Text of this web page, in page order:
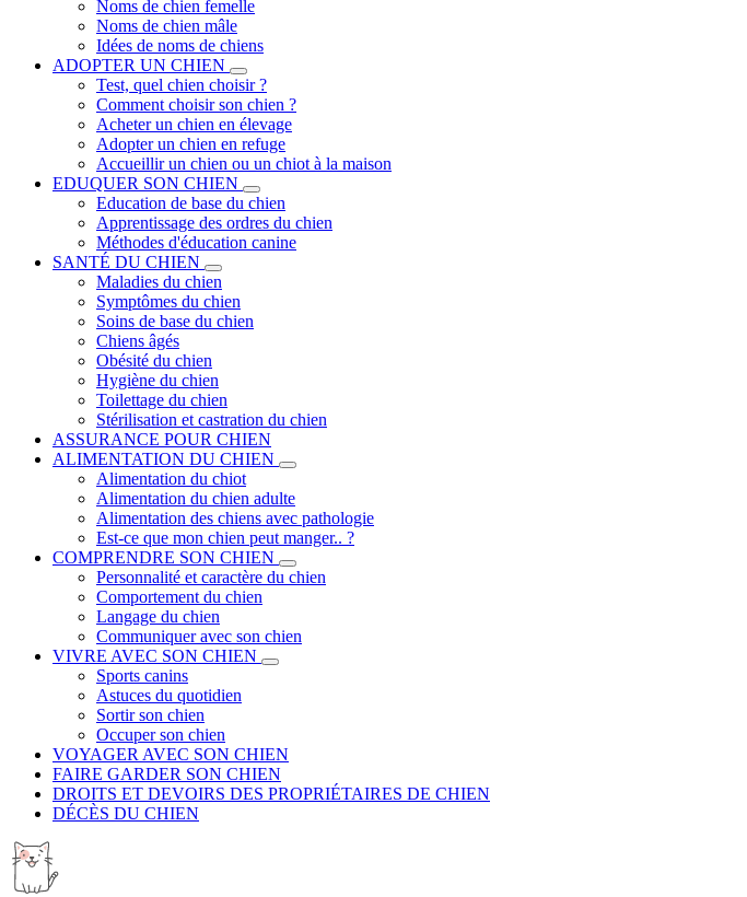
Noms de chien femelle
Noms de chien mâle
Idées de noms de chiens
ADOPTER UN CHIEN
Test, quel chien choisir ?
Comment choisir son chien ?
Acheter un chien en élevage
Adopter un chien en refuge
Accueillir un chien ou un chiot à la maison
EDUQUER SON CHIEN
Education de base du chien
Apprentissage des ordres du chien
Méthodes d'éducation canine
SANTÉ DU CHIEN
Maladies du chien
Symptômes du chien
Soins de base du chien
Chiens âgés
Obésité du chien
Hygiène du chien
Toilettage du chien
Stérilisation et castration du chien
ASSURANCE POUR CHIEN
ALIMENTATION DU CHIEN
Alimentation du chiot
Alimentation du chien adulte
Alimentation des chiens avec pathologie
Est-ce que mon chien peut manger.. ?
COMPRENDRE SON CHIEN
Personnalité et caractère du chien
Comportement du chien
Langage du chien
Communiquer avec son chien
VIVRE AVEC SON CHIEN
Sports canins
Astuces du quotidien
Sortir son chien
Occuper son chien
VOYAGER AVEC SON CHIEN
FAIRE GARDER SON CHIEN
DROITS ET DEVOIRS DES PROPRIÉTAIRES DE CHIEN
DÉCÈS DU CHIEN